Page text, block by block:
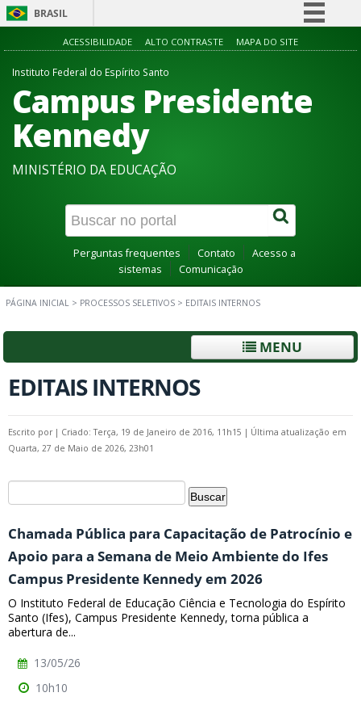
BRASIL
Simplifique!
Participe
Acesso à informação
ACESSIBILIDADE ALTO CONTRASTE MAPA DO SITE
Instituto Federal do Espírito Santo
Campus Presidente
Kennedy
MINISTÉRIO DA EDUCAÇÃO
Perguntas frequentes Contato
Acesso a
sistemas
Comunicação
PÁGINA INICIAL > PROCESSOS SELETIVOS > EDITAIS INTERNOS
MENU
EDITAIS INTERNOS
Escrito por | Criado: Terça, 19 de Janeiro de 2016, 11h15 | Última atualização em
Quarta, 27 de Maio de 2026, 23h01
Chamada Pública para Capacitação de Patrocínio e
Apoio para a Semana de Meio Ambiente do Ifes
Campus Presidente Kennedy em 2026
O Instituto Federal de Educação Ciência e Tecnologia do Espírito
Santo (Ifes), Campus Presidente Kennedy, torna pública a
abertura de...
13/05/26
10h10